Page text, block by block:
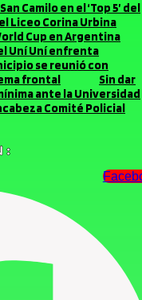
Camilo en el ‘Top 5’ del
Liceo Corina Urbina
Cup en Argentina
Uní Uní enfrenta
se reunió con
frontal
Sin dar
ante la Universidad
Comité Policial
: